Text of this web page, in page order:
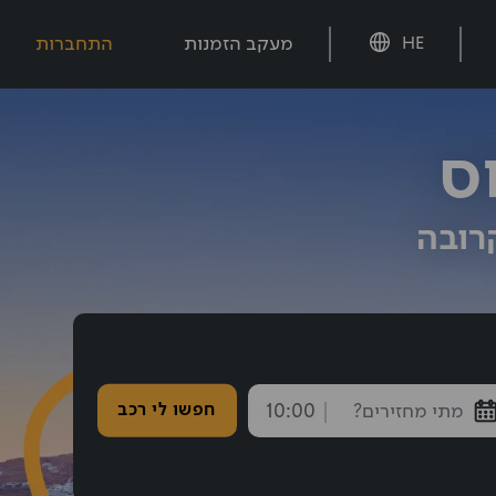
HE מעקב הזמנות התחברות
endTime
נבחרה: 10:00
חפשו לי רכב